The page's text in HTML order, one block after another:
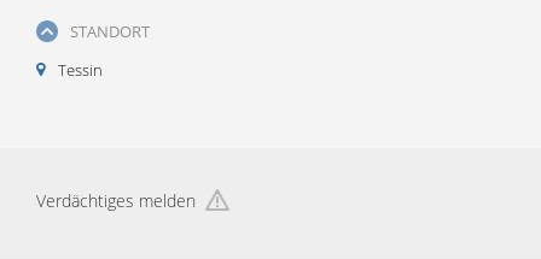
STANDORT
Tessin
Verdächtiges melden